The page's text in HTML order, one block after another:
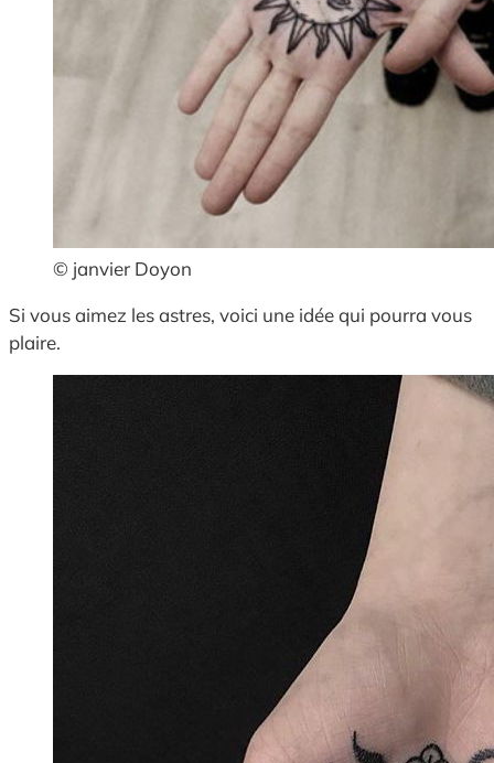
© janvier Doyon
Si vous aimez les astres, voici une idée qui pourra vous
plaire.